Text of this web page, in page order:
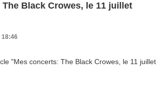
Black Crowes, le 11 juillet
18:46